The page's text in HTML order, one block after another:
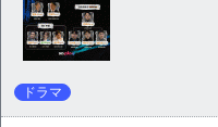
ドラマ